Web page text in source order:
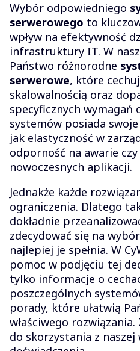
Wybór odpowiedniego
serwerowego to
wpływ na efektywność
infrastruktury IT. W
Państwo różnorodne
serwerowe, które
skalowalnością oraz
specyficznych wymagań
systemów posiada
jak elastyczność w
odporność na awarie
nowoczesnych aplikacji.
Jednakże każde
ograniczenia. Dlatego
dokładnie
zdecydować się na
najlepiej je spełnia. W
pomoc w podjęciu tej
tylko informacje o
poszczególnych
porady, które ułatwią
właściwego
do skorzystania z